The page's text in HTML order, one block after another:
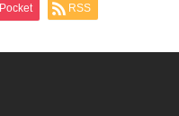
Pocket RSS